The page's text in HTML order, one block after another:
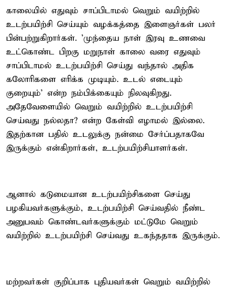
காலையில் எதுவும் சாப்பிடாமல் வெறும் வயிற்றில்
உடற்பயிற்சி செய்யும் வழக்கத்தை இளைஞர்கள் பலர்
பின்பற்றுகிறார்கள். 'முந்தைய நாள் இரவு உணவை
உட்கொண்ட பிறகு மறுநாள் காலை வரை எதுவும்
சாப்பிடாமல் உடற்பயிற்சி செய்து வந்தால் அதிக
கலோரிகளை எரிக்க முடியும். உடல் எடையும்
குறையும்' என்ற நம்பிக்கையும் நிலவுகிறது.
அதேவேளையில் வெறும் வயிற்றில் உடற்பயிற்சி
செய்வது நல்லதா? என்ற கேள்வி எழாமல் இல்லை.
இதற்கான பதில் உடலுக்கு நன்மை சேர்ப்பதாகவே
இருக்கும் என்கிறார்கள், உடற்பயிற்சியாளர்கள்.
ஆனால் கடுமையான உடற்பயிற்சிகளை செய்து
பழகியவர்களுக்கும், உடற்பயிற்சி செய்வதில் நீண்ட
அனுபவம் கொண்டவர்களுக்கும் மட்டுமே வெறும்
வயிற்றில் உடற்பயிற்சி செய்வது உகந்ததாக இருக்கும்.
மற்றவர்கள் குறிப்பாக புதியவர்கள் வெறும் வயிற்றில்